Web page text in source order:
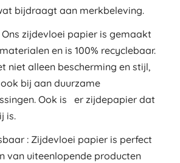
bijdraagt aan merkbeleving.
zijdevloei papier is gemaakt
en is 100% recyclebaar.
niet alleen bescherming en stijl,
bij aan duurzame
Ook is er zijdepapier dat
is.
: Zijdevloei papier is perfect
van uiteenlopende producten